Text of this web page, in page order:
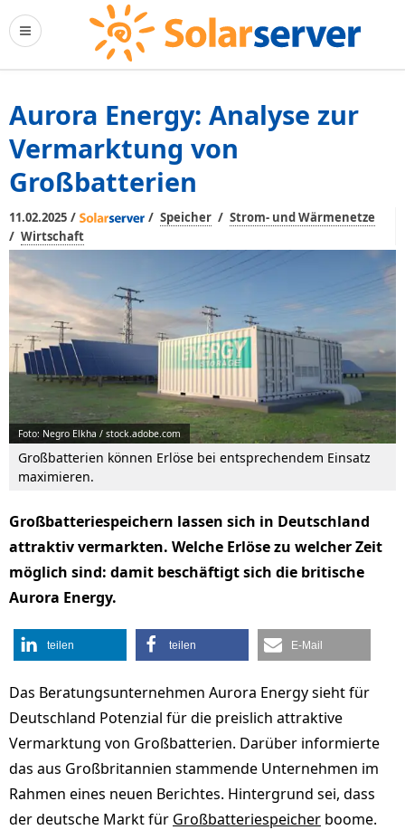
Aurora Energy: Analyse zur
Vermarktung von
Großbatterien
11.02.2025 / / Speicher / Strom- und Wärmenetze
/ Wirtschaft
Foto: Negro Elkha / stock.adobe.com
Großbatterien können Erlöse bei entsprechendem Einsatz
maximieren.
Großbatteriespeichern lassen sich in Deutschland
attraktiv vermarkten. Welche Erlöse zu welcher Zeit
möglich sind: damit beschäftigt sich die britische
Aurora Energy.
teilen teilen E-Mail
Das Beratungsunternehmen Aurora Energy sieht für
Deutschland Potenzial für die preislich attraktive
Vermarktung von Großbatterien. Darüber informierte
das aus Großbritannien stammende Unternehmen im
Rahmen eines neuen Berichtes. Hintergrund sei, dass
der deutsche Markt für Großbatteriespeicher boome.